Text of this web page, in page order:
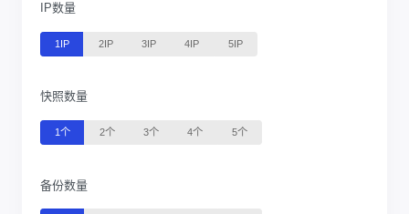
IP数量
1IP 2IP 3IP 4IP 5IP
快照数量
1个 2个 3个 4个 5个
备份数量